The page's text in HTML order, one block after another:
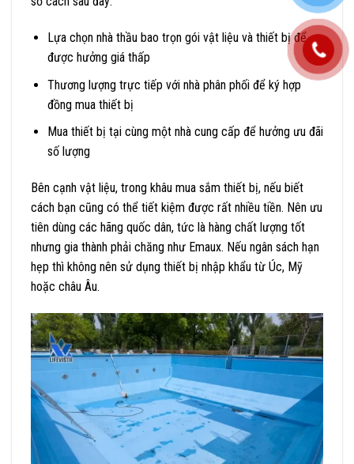
Lựa chọn nhà thầu bao trọn gói vật liệu và thiết bị để
được hưởng giá thấp
Thương lượng trực tiếp với nhà phân phối để ký hợp
đồng mua thiết bị
Mua thiết bị tại cùng một nhà cung cấp để hưởng ưu đãi
số lượng
Bên cạnh vật liệu, trong khâu mua sắm thiết bị, nếu biết
cách bạn cũng có thể tiết kiệm được rất nhiều tiền. Nên ưu
tiên dùng các hãng quốc dân, tức là hàng chất lượng tốt
nhưng gia thành phải chăng như Emaux. Nếu ngân sách hạn
hẹp thì không nên sử dụng thiết bị nhập khẩu từ Úc, Mỹ
hoặc châu Âu.